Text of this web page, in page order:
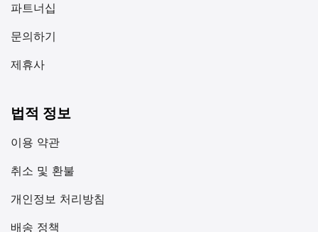
파트너십
문의하기
제휴사
법적 정보
이용 약관
취소 및 환불
개인정보 처리방침
배송 정책